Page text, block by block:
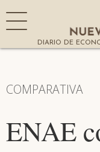
DIARIO DE
COMPARATIVA
ENAE